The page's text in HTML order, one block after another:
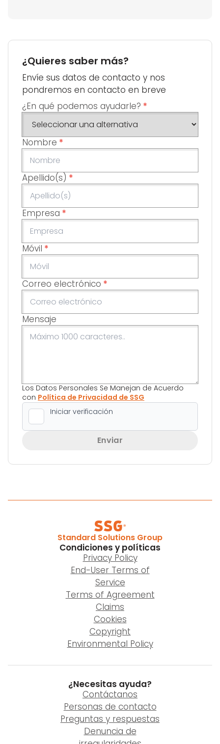
¿Quieres saber más?
Envíe sus datos de contacto y nos
pondremos en contacto en breve
¿En qué podemos ayudarle? *
Nombre *
Apellido(s) *
Empresa *
Móvil *
Correo electrónico *
Mensaje
Los Datos Personales Se Manejan de Acuerdo
con Política de Privacidad de SSG
Enviar
Standard Solutions Group
Condiciones y políticas
Privacy Policy
End-User Terms of
Service
Terms of Agreement
Claims
Cookies
Copyright
Environmental Policy
¿Necesitas ayuda?
Contáctanos
Personas de contacto
Preguntas y respuestas
Denuncia de